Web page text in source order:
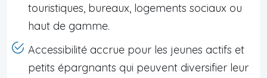
touristiques, bureaux, logements sociaux ou
haut de gamme.
Accessibilité accrue pour les jeunes actifs et
petits épargnants qui peuvent diversifier leur